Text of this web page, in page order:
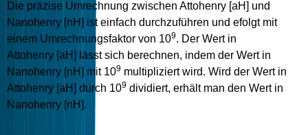
Die präzise Umrechnung zwischen Attohenry [aH] und
Nanohenry [nH] ist einfach durchzuführen und efolgt mit
einem Umrechnungsfaktor von 109. Der Wert in
Attohenry [aH] lässt sich berechnen, indem der Wert in
Nanohenry [nH] mit 109 multipliziert wird. Wird der Wert in
Attohenry [aH] durch 109 dividiert, erhält man den Wert in
Nanohenry [nH].